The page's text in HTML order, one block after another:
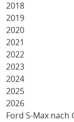
2018
2019
2020
2021
2022
2023
2024
2025
2026
Ford S-Max nach